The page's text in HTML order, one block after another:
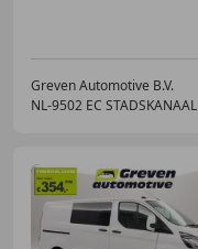
Greven Automotive B.V.
NL-9502 EC STADSKANAAL